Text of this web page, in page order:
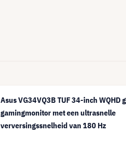
Asus VG34VQ3B TUF 34-inch WQHD
gamingmonitor met een ultrasnelle
verversingssnelheid van 180 Hz